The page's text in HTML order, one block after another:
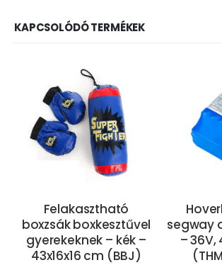
KAPCSOLÓDÓ TERMÉKEK
Felakasztható
boxzsák boxkesztűvel
gyerekeknek – kék –
43x16x16 cm (BBJ)
segway
– 36V,